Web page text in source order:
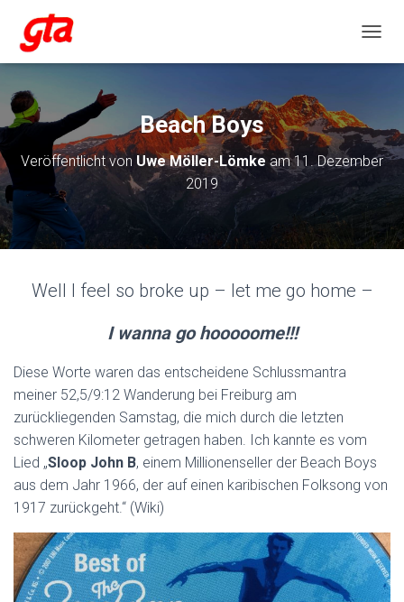
Beach Boys
Veröffentlicht von Uwe Möller-Lömke am11. Dezember
2019
Well I feel so broke up – let me go home –
I wanna go hooooome!!!
Diese Worte waren das entscheidene Schlussmantra
meiner 52,5/9:12 Wanderung bei Freiburg am
zurückliegenden Samstag, die mich durch die letzten
schweren Kilometer getragen haben. Ich kannte es vom
Lied „Sloop John B, einem Millionenseller der Beach Boys
aus dem Jahr 1966, der auf einen karibischen Folksong von
1917 zurückgeht.“ (Wiki)